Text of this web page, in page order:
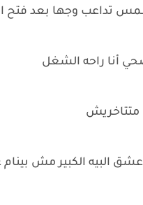
تداعب وجها بعد فتح
أنا راحه الشغل
البيه الكبير مش بينام